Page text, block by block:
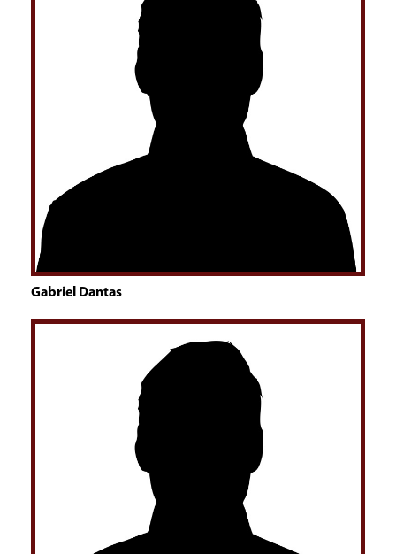
Gabriel Dantas